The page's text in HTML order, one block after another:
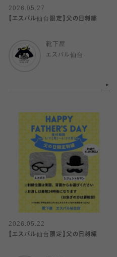
2026.05.27
【エスパル仙台限定】父の日刺繍
靴下屋
エスパル仙台
2026.05.22
【エスパル仙台限定】父の日刺繍